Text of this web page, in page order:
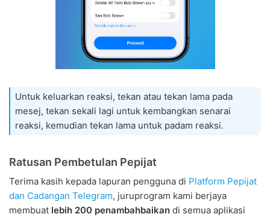
Untuk keluarkan reaksi, tekan atau tekan lama pada
mesej, tekan sekali lagi untuk kembangkan senarai
reaksi, kemudian tekan lama untuk padam reaksi.
Ratusan Pembetulan Pepijat
Terima kasih kepada lapuran pengguna di Platform Pepijat
dan Cadangan Telegram, juruprogram kami berjaya
membuat lebih 200 penambahbaikan di semua aplikasi